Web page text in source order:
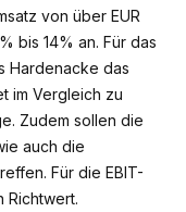
von über EUR
bis 14% an. Für das
Hardenacke das
im Vergleich zu
Zudem sollen die
auch die
Für die EBIT-
Richtwert.